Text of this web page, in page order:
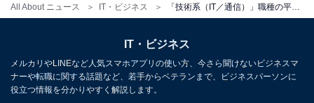
All About ニュース IT・ビジネス
IT・ビジネス
メルカリやLINEなど人気スマホアプリの使い方、今さら聞けないビジネスマ
ナーや転職に関する話題など、若手からベテランまで、ビジネスパーソンに
役立つ情報を分かりやすく解説します。